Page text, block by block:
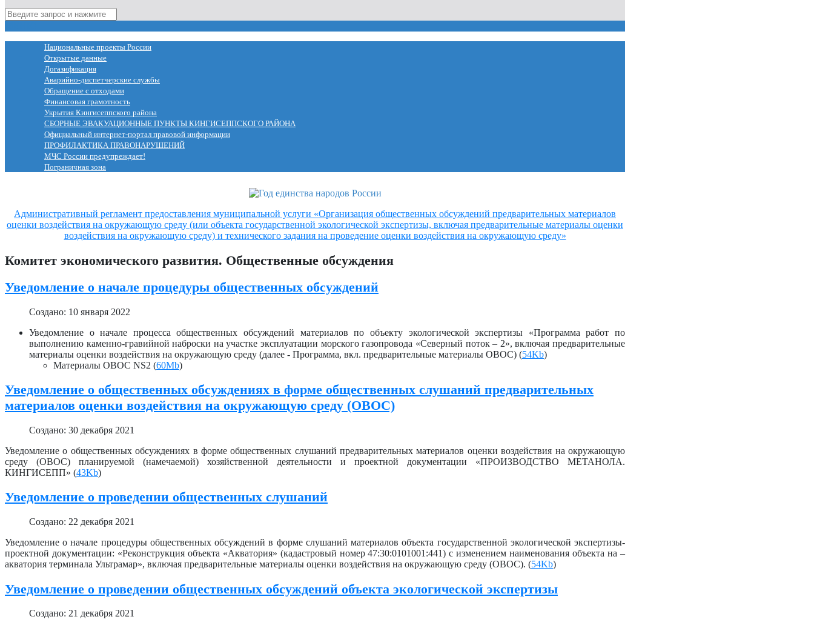
Национальные проекты России
Открытые данные
Догазификация
Аварийно-диспетчерские службы
Обращение с отходами
Финансовая грамотность
Укрытия Кингисеппского района
СБОРНЫЕ ЭВАКУАЦИОННЫЕ ПУНКТЫ КИНГИСЕППСКОГО РАЙОНА
Официальный интернет-портал правовой информации
ПРОФИЛАКТИКА ПРАВОНАРУШЕНИЙ
МЧС России предупреждает!
Пограничная зона
Административный регламент предоставления муниципальной услуги «Организация общественных обсуждений предварительных материалов
оценки воздействия на окружающую среду (или объекта государственной экологической экспертизы, включая предварительные материалы оценки
воздействия на окружающую среду) и технического задания на проведение оценки воздействия на окружающую среду»
Комитет экономического развития. Общественные обсуждения
Уведомление о начале процедуры общественных обсуждений
Создано: 10 января 2022
Уведомление о начале процесса общественных обсуждений материалов по объекту экологической экспертизы «Программа работ по
выполнению каменно-гравийной наброски на участке эксплуатации морского газопровода «Северный поток – 2», включая предварительные
материалы оценки воздействия на окружающую среду (далее - Программа, вкл. предварительные материалы ОВОС) (54Kb)
Материалы ОВОС NS2 (60Mb)
Уведомление о общественных обсуждениях в форме общественных слушаний предварительных
материалов оценки воздействия на окружающую среду (ОВОС)
Создано: 30 декабря 2021
Уведомление о общественных обсуждениях в форме общественных слушаний предварительных материалов оценки воздействия на окружающую
среду (ОВОС) планируемой (намечаемой) хозяйственной деятельности и проектной документации «ПРОИЗВОДСТВО МЕТАНОЛА.
КИНГИСЕПП» (43Kb)
Уведомление о проведении общественных слушаний
Создано: 22 декабря 2021
Уведомление о начале процедуры общественных обсуждений в форме слушаний материалов объекта государственной экологической экспертизы-
проектной документации: «Реконструкция объекта «Акватория» (кадастровый номер 47:30:0101001:441) с изменением наименования объекта на –
акватория терминала Ультрамар», включая предварительные материалы оценки воздействия на окружающую среду (ОВОС). (54Kb)
Уведомление о проведении общественных обсуждений объекта экологической экспертизы
Создано: 21 декабря 2021